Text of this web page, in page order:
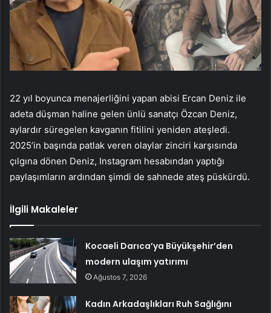
22 yıl boyunca menajerliğini yapan abisi Ercan Deniz ile
adeta düşman haline gelen ünlü sanatçı Özcan Deniz,
aylardır süregelen kavganın fitilini yeniden ateşledi.
2025’in başında patlak veren olaylar zinciri karşısında
çılgına dönen Deniz, Instagram hesabından yaptığı
paylaşımların ardından şimdi de sahnede ateş püskürdü.
İlgili Makaleler
Kocaeli Darıca’ya Büyükşehir’den
modern ulaşım yatırımı
Ağustos 7, 2026
Kadın Arkadaşlıkları Ruh Sağlığını